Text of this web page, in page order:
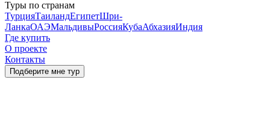
Туры по странам
ТурцияТаиландЕгипетШри-
ЛанкаОАЭМальдивыРоссияКубаАбхазияИндия
Где купить
О проекте
Контакты
Подберите мне тур